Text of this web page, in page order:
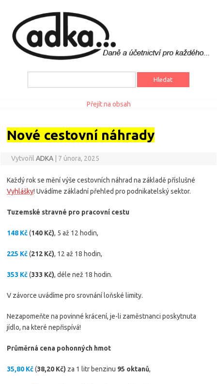
Vyhledávání
Přejít na obsah
Nové cestovní náhrady
Vytvořil ADKA | 7 února, 2025
Každý rok se mění výše cestovních náhrad na základě příslušné
Vyhlášky! Uvádíme základní přehled pro podnikatelský sektor.
Tuzemské stravné pro pracovní cestu
148 Kč(140 Kč), 5 až 12 hodin,
225 Kč(212 Kč), 12 až 18 hodin,
353 Kč(333 Kč), déle než 18 hodin.
V závorce uvádíme pro srovnání loňské limity.
Nezapomeňte na povinné krácení, je-li zaměstnanci poskytnuta
jídlo, na které nepřispívá!
Průměrná cena pohonných hmot
35,80 Kč(38,20 Kč) za 1 litr benzinu 95 oktanů,